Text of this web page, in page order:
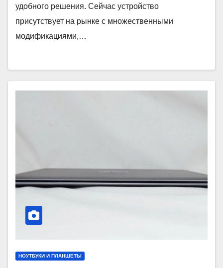
удобного решения. Сейчас устройство
присутствует на рынке с множественными
модификациями,…
НОУТБУКИ И ПЛАНШЕТЫ